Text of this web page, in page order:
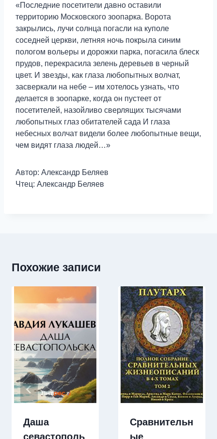
«Последние посетители давно оставили
территорию Московского зоопарка. Ворота
закрылись, лучи солнца погасли на куполе
соседней церкви, летняя ночь покрыла синим
пологом вольеры и дорожки парка, погасила блеск
прудов, перекрасила зелень деревьев в черный
цвет. И звезды, как глаза любопытных волчат,
засверкали на небе – им хотелось узнать, что
делается в зоопарке, когда он пустеет от
посетителей, назойливо сверлящих тысячами
любопытных глаз обитателей сада И глаза
небесных волчат видели более любопытные вещи,
чем видят глаза людей…»
Автор: Александр Беляев
Чтец: Александр Беляев
Похожие записи
Даша
севастополь
Сравнительн
ые